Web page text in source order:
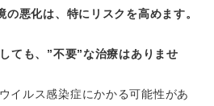
の悪化は、特にリスクを高めます。
ても、”不要”な治療はありませ
イルス感染症にかかる可能性があ